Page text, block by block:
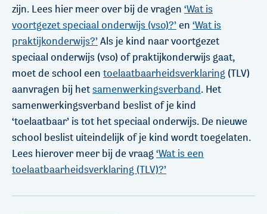
zijn. Lees hier meer over bij de vragen ‘Wat is
voortgezet speciaal onderwijs (vso)?’en ‘Wat is
praktijkonderwijs?’Als je kind naar voortgezet
speciaal onderwijs (vso) of praktijkonderwijs gaat,
moet de school een toelaatbaarheidsverklaring (TLV)
aanvragen bij hetsamenwerkingsverband. Het
samenwerkingsverband beslist of je kind
‘toelaatbaar’ is tot het speciaal onderwijs. De nieuwe
school beslist uiteindelijk of je kind wordt toegelaten.
Lees hierover meer bij de vraag ‘Wat is een
toelaatbaarheidsverklaring (TLV)?’